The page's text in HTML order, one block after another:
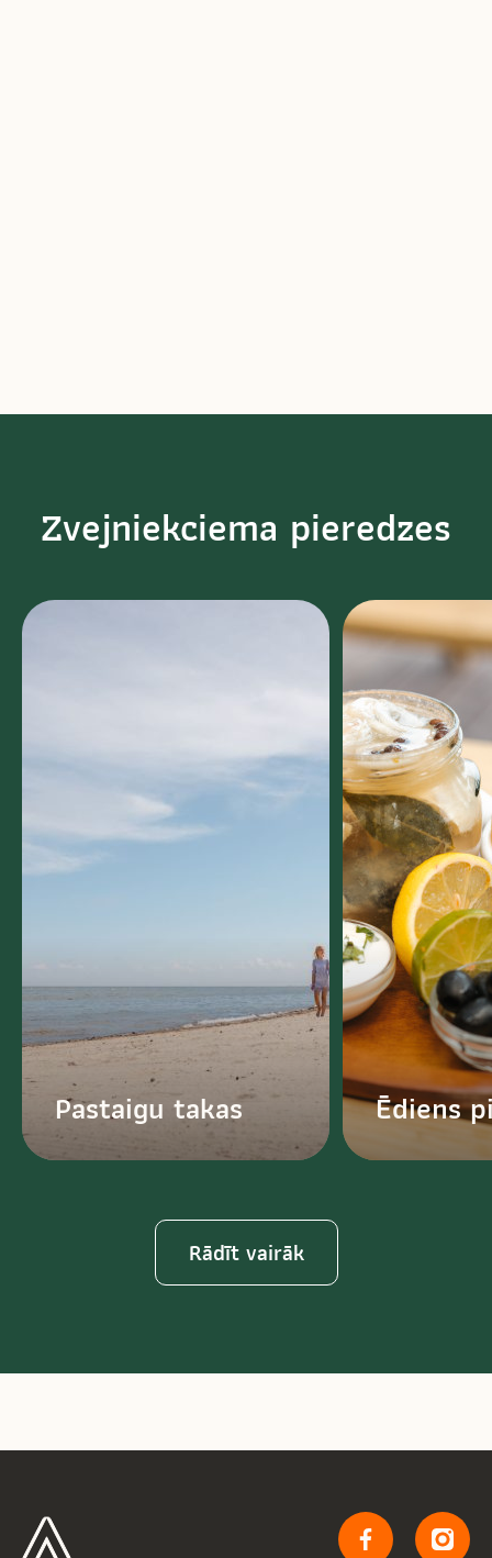
Zvejniekciema pieredzes
Pastaigu takas Ēdiens
Rādīt vairāk